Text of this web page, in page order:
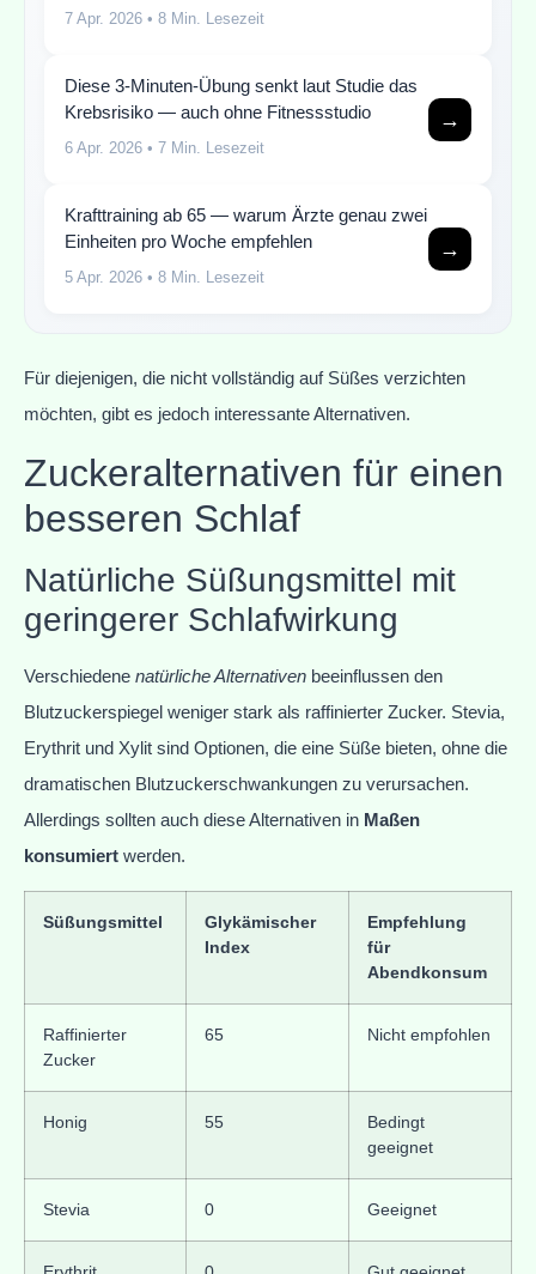
7 Apr. 2026 • 8 Min. Lesezeit
Diese 3-Minuten-Übung senkt laut Studie das
Krebsrisiko — auch ohne Fitnessstudio
6 Apr. 2026 • 7 Min. Lesezeit
→
Krafttraining ab 65 — warum Ärzte genau zwei
Einheiten pro Woche empfehlen
5 Apr. 2026 • 8 Min. Lesezeit
→
Für diejenigen, die nicht vollständig auf Süßes verzichten
möchten, gibt es jedoch interessante Alternativen.
Zuckeralternativen für einen
besseren Schlaf
Natürliche Süßungsmittel mit
geringerer Schlafwirkung
Verschiedene natürliche Alternativen beeinflussen den
Blutzuckerspiegel weniger stark als raffinierter Zucker. Stevia,
Erythrit und Xylit sind Optionen, die eine Süße bieten, ohne die
dramatischen Blutzuckerschwankungen zu verursachen.
Allerdings sollten auch diese Alternativen in Maßen
konsumiert werden.
Süßungsmittel
Glykämischer
Index
Empfehlung
für
Abendkonsum
Raffinierter
Zucker
65 Nicht empfohlen
Honig 55
Bedingt
geeignet
Stevia 0 Geeignet